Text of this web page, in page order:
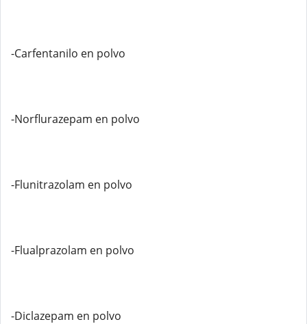
-Carfentanilo en polvo
-Norflurazepam en polvo
-Flunitrazolam en polvo
-Flualprazolam en polvo
-Diclazepam en polvo